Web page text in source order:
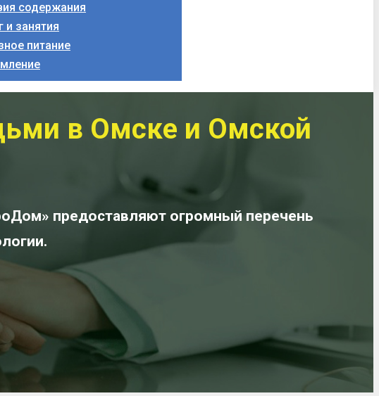
содержания
и занятия
питание
в Омске и Омской
предоставляют огромный перечень